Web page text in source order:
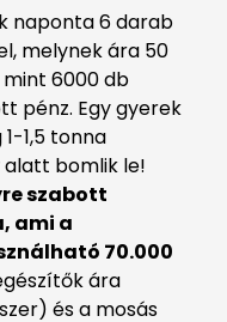
naponta 6 darab
melynek ára 50
6000 db
pénz. Egy gyerek
1,5 tonna
bomlik le!
szabott
ami a
70.000
ára
és a mosás